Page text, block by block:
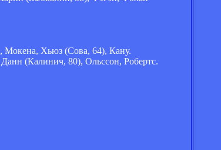
Мокена, Хьюз (Сова, 64), Кану.
(Калинич, 80), Ольссон, Робертс.